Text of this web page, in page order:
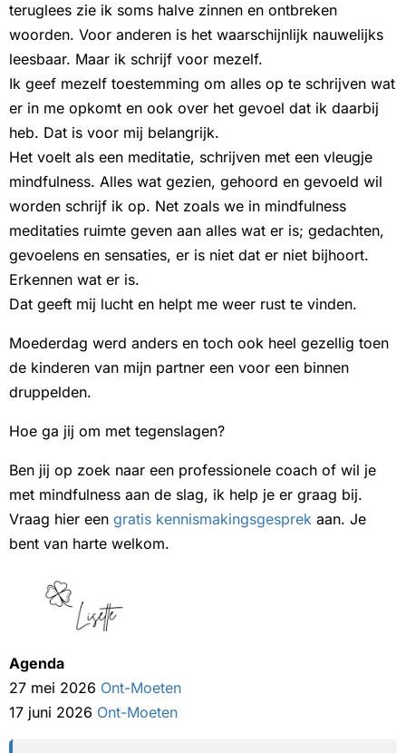
teruglees zie ik soms halve zinnen en ontbreken
woorden. Voor anderen is het waarschijnlijk nauwelijks
leesbaar. Maar ik schrijf voor mezelf.
Ik geef mezelf toestemming om alles op te schrijven wat
er in me opkomt en ook over het gevoel dat ik daarbij
heb. Dat is voor mij belangrijk.
Het voelt als een meditatie, schrijven met een vleugje
mindfulness. Alles wat gezien, gehoord en gevoeld wil
worden schrijf ik op. Net zoals we in mindfulness
meditaties ruimte geven aan alles wat er is; gedachten,
gevoelens en sensaties, er is niet dat er niet bijhoort.
Erkennen wat er is.
Dat geeft mij lucht en helpt me weer rust te vinden.
Moederdag werd anders en toch ook heel gezellig toen
de kinderen van mijn partner een voor een binnen
druppelden.
Hoe ga jij om met tegenslagen?
Ben jij op zoek naar een professionele coach of wil je
met mindfulness aan de slag, ik help je er graag bij.
Vraag hier een gratis kennismakingsgesprek aan. Je
bent van harte welkom.
Agenda
27 mei 2026 Ont-Moeten
17 juni 2026 Ont-Moeten